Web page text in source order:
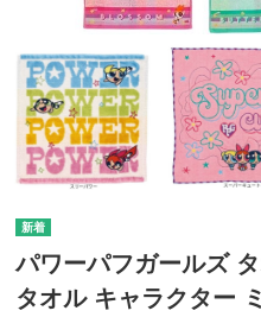
パワーパフガールズ
タオル キャラクター